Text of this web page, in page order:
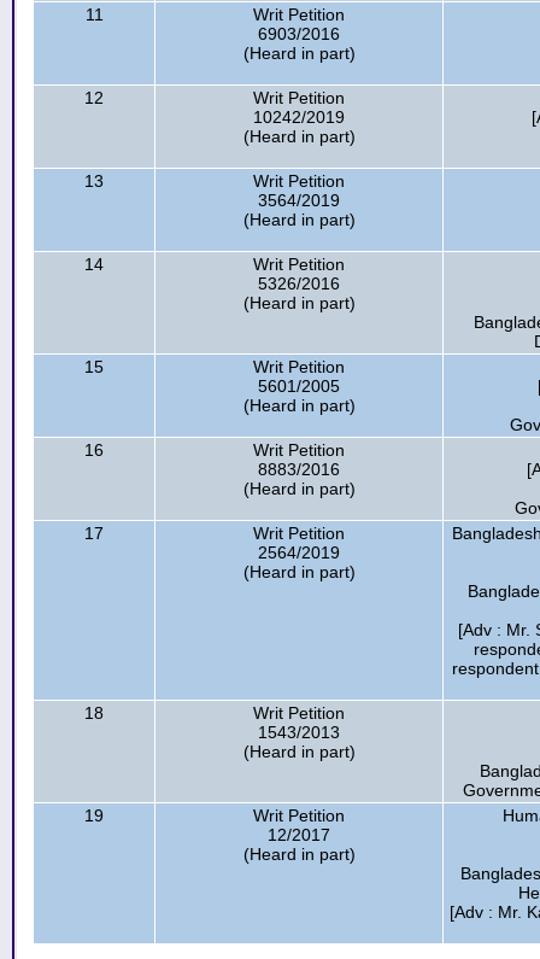
11
Writ Petition
6903/2016
(Heard in part)
12
Writ Petition
10242/2019
(Heard in part)
13
Writ Petition
3564/2019
(Heard in part)
14
Writ Petition
5326/2016
(Heard in part)
15
Writ Petition
5601/2005
(Heard in part)
16
Writ Petition
8883/2016
(Heard in part)
17
Writ Petition
2564/2019
(Heard in part)
[Adv : Mr.
18
Writ Petition
1543/2013
(Heard in part)
19
Writ Petition
12/2017
(Heard in part)
[Adv : Mr.